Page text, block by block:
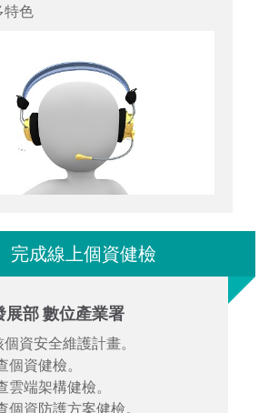
色
完成線上個資健檢
展部 數位產業署
資安全維護計畫。
資健檢。
雲端架構健檢。
個資防護方案健檢。